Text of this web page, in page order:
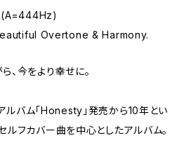
Overtone & Harmony.
、今をより幸せに。
ルバム「Honesty」発売から10年とい
ルフカバー曲を中心としたアルバム。